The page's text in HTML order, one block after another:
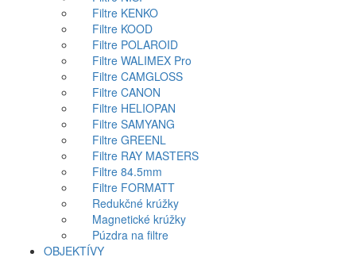
Filtre KENKO
Filtre KOOD
Filtre POLAROID
Filtre WALIMEX Pro
Filtre CAMGLOSS
Filtre CANON
Filtre HELIOPAN
Filtre SAMYANG
Filtre GREENL
Filtre RAY MASTERS
Filtre 84.5mm
Filtre FORMATT
Redukčné krúžky
Magnetické krúžky
Púzdra na filtre
OBJEKTÍVY